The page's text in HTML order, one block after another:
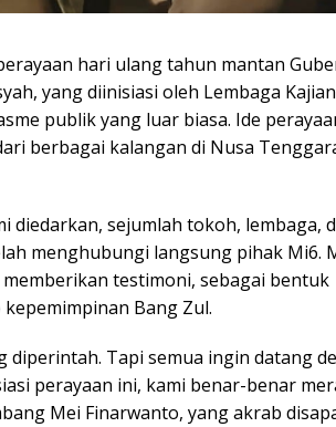
hari ulang tahun mantan
yang diinisiasi oleh Lembaga
publik yang luar biasa. Ide
berbagai kalangan di Nusa
diedarkan, sejumlah tokoh, lembaga,
menghubungi langsung pihak Mi6.
testimoni, sebagai bentuk
Bang Zul.
diperintah. Tapi semua ingin datang
perayaan ini, kami benar-benar
Mei Finarwanto, yang akrab